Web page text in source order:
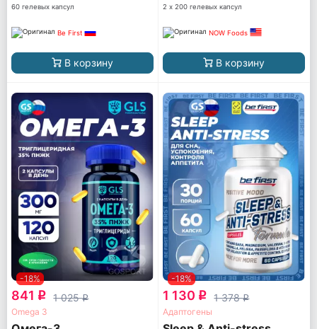
60 гелевых капсул
Be First
В корзину
2 х 200 гелевых капсул
NOW Foods
В корзину
-18%
841 q 1 025q
Omega 3
-18%
1 130 q 1 378q
Адаптогены